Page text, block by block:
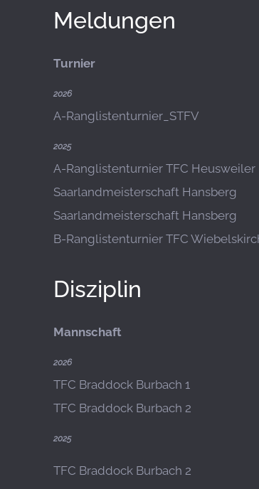
Meldungen
Turnier
2026
A-Ranglistenturnier_STFV
2025
A-Ranglistenturnier TFC Heusweiler
Saarlandmeisterschaft Hansberg
Saarlandmeisterschaft Hansberg
B-Ranglistenturnier TFC
Disziplin
Mannschaft
2026
TFC Braddock Burbach 1
TFC Braddock Burbach 2
2025
TFC Braddock Burbach 2